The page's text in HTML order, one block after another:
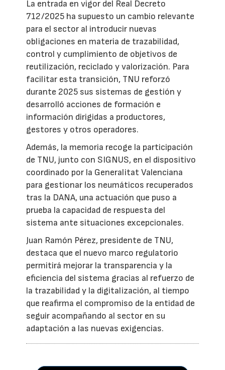
La entrada en vigor del Real Decreto
712/2025 ha supuesto un cambio relevante
para el sector al introducir nuevas
obligaciones en materia de trazabilidad,
control y cumplimiento de objetivos de
reutilización, reciclado y valorización. Para
facilitar esta transición, TNU reforzó
durante 2025 sus sistemas de gestión y
desarrolló acciones de formación e
información dirigidas a productores,
gestores y otros operadores.
Además, la memoria recoge la participación
de TNU, junto con SIGNUS, en el dispositivo
coordinado por la Generalitat Valenciana
para gestionar los neumáticos recuperados
tras la DANA, una actuación que puso a
prueba la capacidad de respuesta del
sistema ante situaciones excepcionales.
Juan Ramón Pérez, presidente de TNU,
destaca que el nuevo marco regulatorio
permitirá mejorar la transparencia y la
eficiencia del sistema gracias al refuerzo de
la trazabilidad y la digitalización, al tiempo
que reafirma el compromiso de la entidad de
seguir acompañando al sector en su
adaptación a las nuevas exigencias.